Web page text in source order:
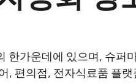
한가운데에 있으며, 슈퍼
, 편의점, 전자식료품 플랫